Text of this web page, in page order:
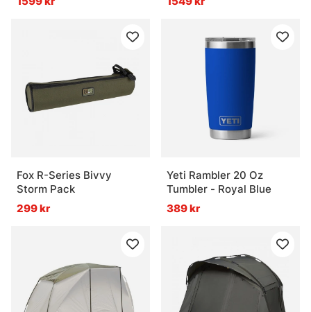
Fox R-Series Bivvy
Storm Pack
299 kr
Yeti Rambler 20 Oz
Tumbler - Royal Blue
389 kr